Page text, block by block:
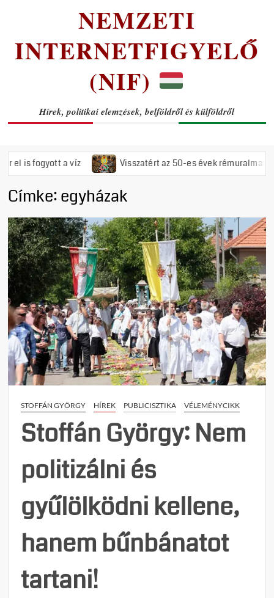
NEMZETI
INTERNETFIGYELŐ
(NIF)
Hírek, politikai elemzések, belföldről és külföldről
fogyott a víz Visszatért az 50-es évek rémuralma:
Címke:egyházak
STOFFÁN GYÖRGY HÍREK PUBLICISZTIKA VÉLEMÉNYCIKK
Stoffán György: Nem
politizálni és
gyűlölködni kellene,
hanem bűnbánatot
tartani!